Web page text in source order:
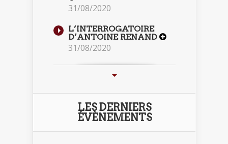
31/08/2020
L’INTERROGATOIRE
D’ANTOINE RENAND
31/08/2020
LES DERNIERS
ÉVÈNEMENTS